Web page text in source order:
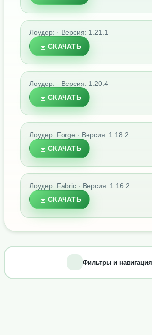
Лоудер: · Версия: 1.21.1
СКАЧАТЬ
Лоудер: · Версия: 1.20.4
СКАЧАТЬ
Лоудер: Forge · Версия: 1.18.2
СКАЧАТЬ
Лоудер: Fabric · Версия: 1.16.2
СКАЧАТЬ
Фильтры и навигация